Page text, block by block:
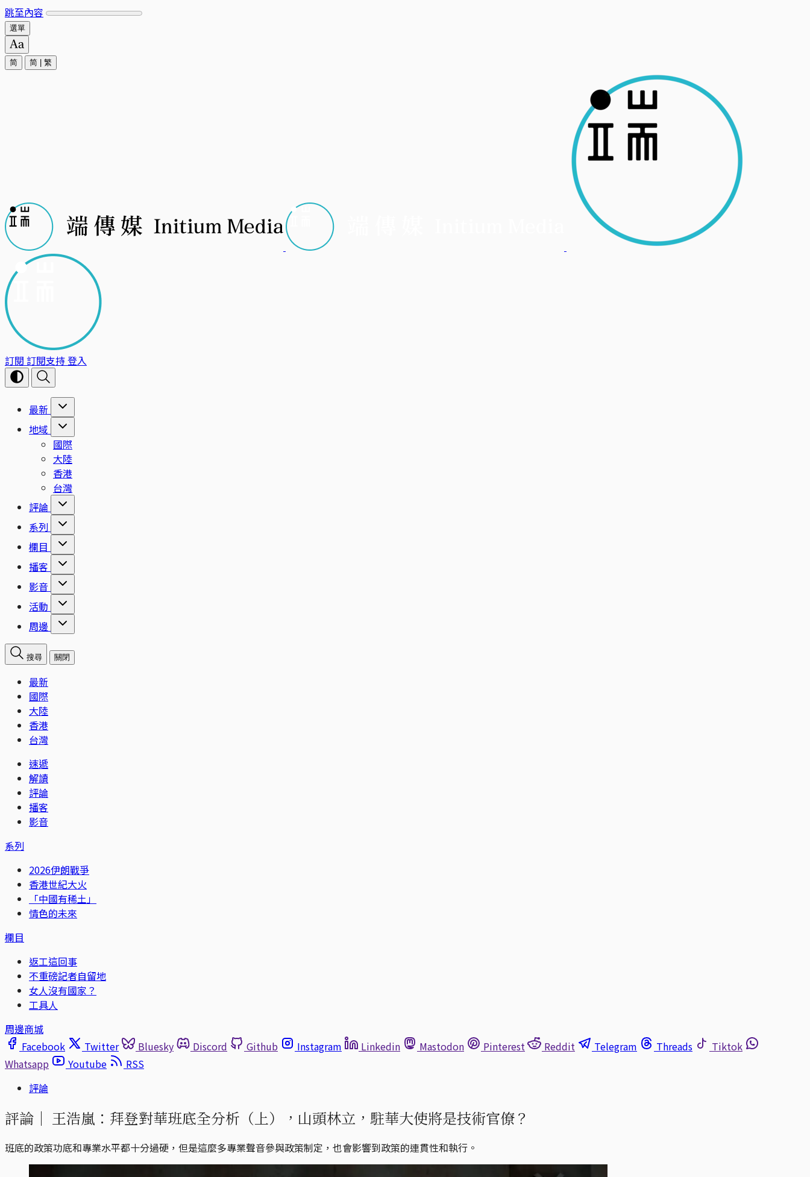
跳至內容
選單
简 简 繁
訂閱 訂閱支持登入
最新
地域
國際
大陸
香港
台灣
評論
系列
欄目
播客
影音
活動
周邊
搜尋 關閉
最新
國際
大陸
香港
台灣
速遞
解讀
評論
播客
影音
系列
2026伊朗戰爭
香港世紀大火
「中國有稀土」
情色的未來
欄目
返工這回事
不重磅記者自留地
女人沒有國家？
工具人
周邊商城
Facebook
Twitter Bluesky Discord Github Instagram Linkedin Mastodon Pinterest Reddit Telegram Threads
Tiktok
Whatsapp
Youtube
RSS
評論
評論｜ 王浩嵐：拜登對華班底全分析（上），山頭林立，駐華大使將是技術官僚？
班底的政策功底和專業水平都十分過硬，但是這麼多專業聲音參與政策制定，也會影響到政策的連貫性和執行。